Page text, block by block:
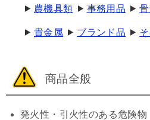
農機具類 事務用品
貴金属 ブランド品
商品全般
発火性・引火性のある危険